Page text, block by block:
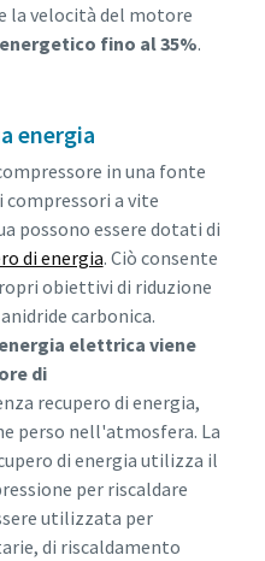
la velocità del motore
fino al 35%.
energia
in una fonte
compressori a vite
possono essere dotati di
di energia. Ciò consente
obiettivi di riduzione
carbonica.
elettrica viene
di
recupero di energia,
perso nell'atmosfera. La
di energia utilizza il
per riscaldare
utilizzata per
di riscaldamento